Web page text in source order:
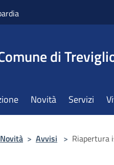
di
Novità Servizi
Novità > Avvisi > Riapertura